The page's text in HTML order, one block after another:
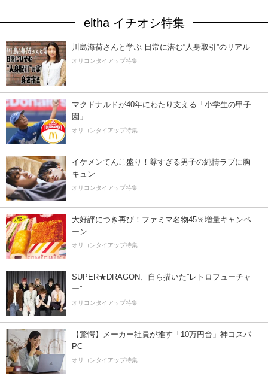
eltha イチオシ特集
川島海荷さんと学ぶ 日常に潜む“人身取引”のリアル
オリコンタイアップ特集
マクドナルドが40年にわたり支える「小学生の甲子
園」
オリコンタイアップ特集
イケメンてんこ盛り！尊すぎる男子の純情ラブに胸
キュン
オリコンタイアップ特集
大好評につき再び！ファミマ名物45％増量キャンペ
ーン
オリコンタイアップ特集
SUPER★DRAGON、自ら描いた”レトロフューチャ
ー”
オリコンタイアップ特集
【驚愕】メーカー社員が推す「10万円台」神コスパ
PC
オリコンタイアップ特集